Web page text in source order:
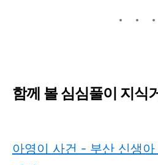
함께 볼 심심풀이 지식
아영이 사건 - 부산 신생